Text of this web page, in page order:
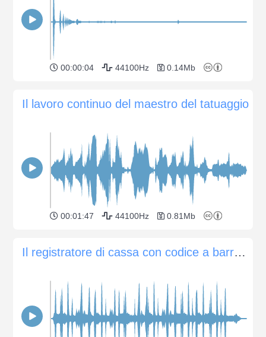
00:00:04 44100Hz 0.14Mb
Il lavoro continuo del maestro del tatuaggio
00:01:47 44100Hz 0.81Mb
Il registratore di cassa con codice a barre al lavoro in un negozio emette un segnale acustico